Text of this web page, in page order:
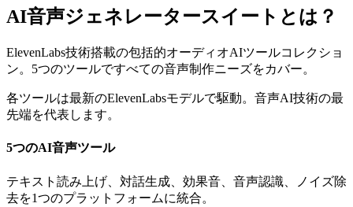
AI音声ジェネレータースイートとは？
ElevenLabs技術搭載の包括的オーディオAIツールコレクショ
ン。5つのツールですべての音声制作ニーズをカバー。
各ツールは最新のElevenLabsモデルで駆動。音声AI技術の最
先端を代表します。
5つのAI音声ツール
テキスト読み上げ、対話生成、効果音、音声認識、ノイズ除
去を1つのプラットフォームに統合。